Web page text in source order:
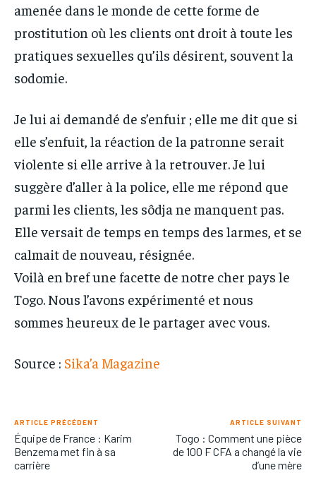
amenée dans le monde de cette forme de
prostitution où les clients ont droit à toute les
pratiques sexuelles qu’ils désirent, souvent la
sodomie.
Je lui ai demandé de s’enfuir ; elle me dit que si
elle s’enfuit, la réaction de la patronne serait
violente si elle arrive à la retrouver. Je lui
suggère d’aller à la police, elle me répond que
parmi les clients, les sôdja ne manquent pas.
Elle versait de temps en temps des larmes, et se
calmait de nouveau, résignée.
Voilà en bref une facette de notre cher pays le
Togo. Nous l’avons expérimenté et nous
sommes heureux de le partager avec vous.
Source : Sika’a Magazine
ARTICLE PRÉCÉDENT
Équipe de France : Karim
Benzema met fin à sa
carrière
ARTICLE SUIVANT
Togo : Comment une pièce
de 100 F CFA a changé la vie
d’une mère